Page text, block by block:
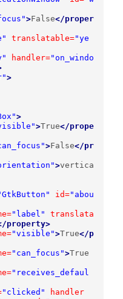
>False</proper
translatable="ye
handler="on_windo
>
>
>True</prope
>False</pr
>vertica
id="abou
"label"
translata
property>
"visible">True</p
"can_focus">True
"receives_defaul
"clicked"
handler